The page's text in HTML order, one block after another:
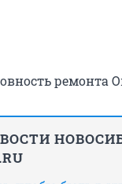
ремонта